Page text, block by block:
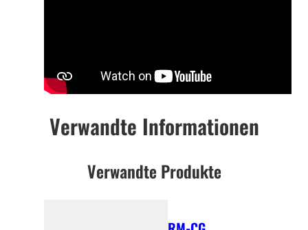
Verwandte Informationen
Verwandte Produkte